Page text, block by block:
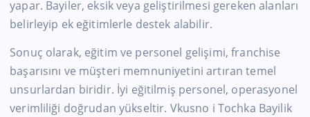
yapar. Bayiler, eksik veya geliştirilmesi gereken alanları
belirleyip ek eğitimlerle destek alabilir.
Sonuç olarak, eğitim ve personel gelişimi, franchise
başarısını ve müşteri memnuniyetini artıran temel
unsurlardan biridir. İyi eğitilmiş personel, operasyonel
verimliliği doğrudan yükseltir. Vkusno i Tochka Bayilik